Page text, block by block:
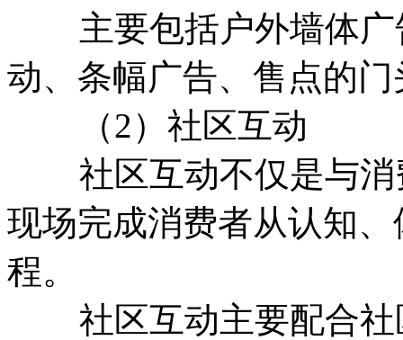
主要包括户外墙体广
动、条幅广告、售点的
（2）社区互动
社区互动不仅是与消
现场完成消费者从认知
程。
社区互动主要配合社